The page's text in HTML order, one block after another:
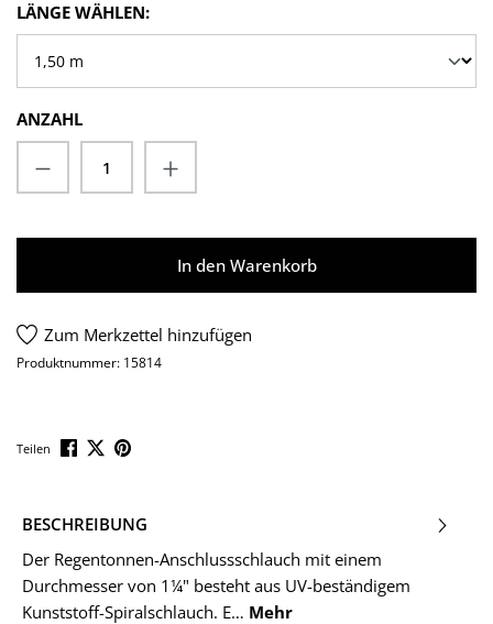
LÄNGE WÄHLEN:AUSWÄHLEN
ANZAHL
Produkt Anzahl: Gib den gewünschten
In den Warenkorb
Zum Merkzettel hinzufügen
Produktnummer: 15814
Teilen
BESCHREIBUNG
Der Regentonnen-Anschlussschlauch mit einem
Durchmesser von 1¼" besteht aus UV-beständigem
Kunststoff-Spiralschlauch. E… Mehr